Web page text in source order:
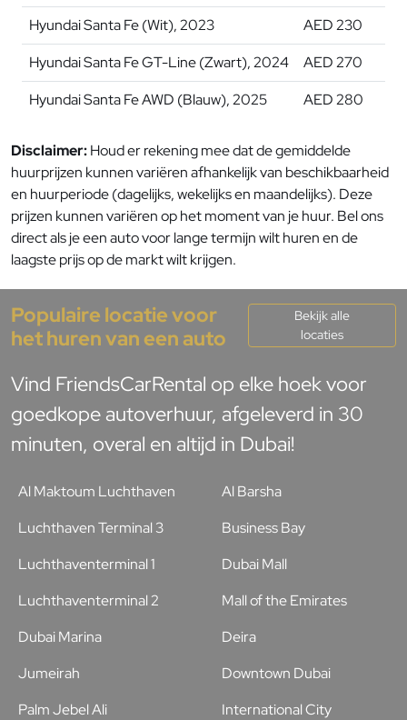
Hyundai Santa Fe (Wit), 2023
AED 230
Hyundai Santa Fe GT-Line (Zwart), 2024
AED 270
Hyundai Santa Fe AWD (Blauw), 2025
AED 280
Disclaimer:Houd er rekening mee dat de gemiddelde
huurprijzen kunnen variëren afhankelijk van beschikbaarheid
en huurperiode (dagelijks, wekelijks en maandelijks). Deze
prijzen kunnen variëren op het moment van je huur. Bel ons
direct als je een auto voor lange termijn wilt huren en de
laagste prijs op de markt wilt krijgen.
Populaire locatie voor
het huren van een auto
Bekijk alle
locaties
Vind FriendsCarRental op elke hoek voor
goedkope autoverhuur, afgeleverd in 30
minuten, overal en altijd in Dubai!
Al Maktoum Luchthaven
Luchthaven Terminal 3
Luchthaventerminal 1
Luchthaventerminal 2
Al Barsha
Business Bay
Dubai Mall
Mall of the Emirates
Dubai Marina
Jumeirah
Palm Jebel Ali
Deira
Downtown Dubai
International City